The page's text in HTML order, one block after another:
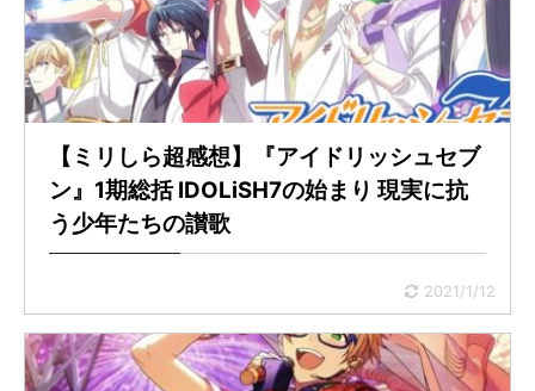
【ミリしら超感想】『アイドリッシュセブ
ン』1期総括 IDOLiSH7の始まり 現実に抗
う少年たちの讃歌
2021/1/12